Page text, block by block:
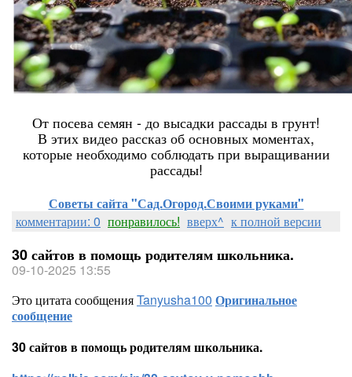
От посева семян - до высадки рассады в грунт!
В этихвидеорассказ об основных моментах,
которые необходимо соблюдать при выращивании
рассады!
Советы сайта "Сад.Огород.Своими руками"
комментарии: 0 понравилось! вверх^ к полной версии
30 сайтов в помощь родителям школьника.
09-10-2025 13:55
Это цитата сообщенияTanyusha100 Оригинальное
сообщение
30 сайтов в помощь родителям школьника.